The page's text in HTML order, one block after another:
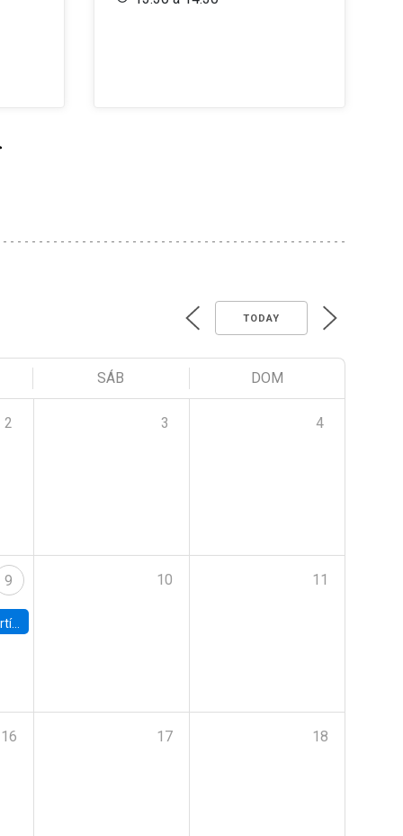
TODAY
SÁB DOM
2 3 4
9
UC
10 11
16 17 18